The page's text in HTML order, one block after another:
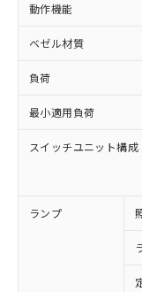
動作機能
ベゼル材質
負荷
最小適用負荷
スイッチユニット構成
ランプ